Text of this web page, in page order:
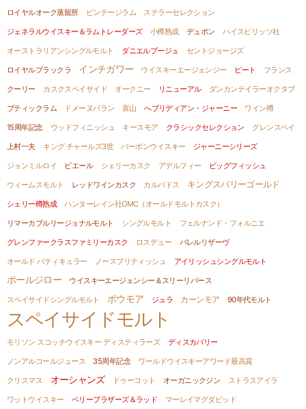
ロイヤルオーク蒸留所
ビンテージラム
ステラーセレクション
ジェネラルウイスキー＆ラムトレーダーズ
小樽熟成 デュポン
ハイスピリッツ社
オーストラリアンシングルモルト
ダニエルブージュ
セントジョージズ
ロイヤルブラックラ
インチガワー ウイスキーエージェンジー ピート
フランス
クーリー
カスクスペイサイド オークニー リニューアル
ダンカンテイラーオクタブ
ブティックラム
ドメーヌパラン 富山 へブリディアン・ジャーニー
ワイン樽
15周年記念
ウッドフィニッシュ キースモア クラシックセレクション
グレンスペイ
上村一夫
キング チャールズ3世 バーボンウイスキー
ジャーニーシリーズ
ジョンミルロイ
ビエール シェリーカスク アデルフィー
ビッグフィッシュ
ウィームスモルト
レッドワインカスク カルバドス キングスバリーゴールド
シェリー樽熟成
ハンターレイン社OMC（オールドモルトカスク）
リマーカブルリージョナルモルト
シングルモルト
フェルナンド・フォルニエ
グレンファークラスファミリーカスク
ロスデュー
バレルリザーヴ
オールド パティキュラー
ノースブリティッシュ アイリッシュシングルモルト
ポールジロー
ウイスキーエージェンシー＆スリーリバース
スペイサイドシングルモルト
ボウモア ジュラ カーンモア 90年代モルト
スペイサイドモルト
モリソン スコッチウイスキー ディスティラーズ
ディスカバリー
ノンアルコールジュース
35周年記念
ワールドウイスキーアワード最高賞
クリスマス
オーシャンズ ドゥーコット オーガニックジン
ストラスアイラ
ワットウイスキー
ベリーブラザーズ＆ラッド
マーレイマグダビッド